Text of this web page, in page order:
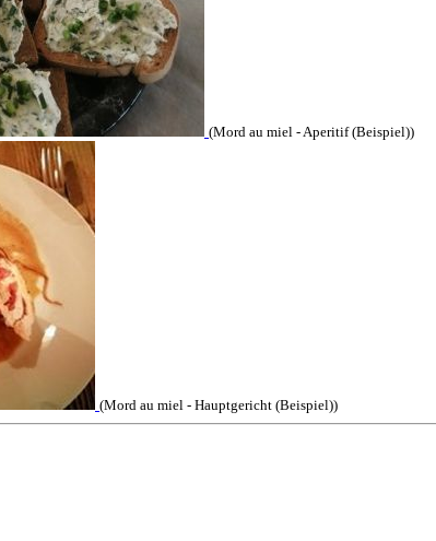
(Mord au miel - Aperitif (Beispiel))
(Mord au miel - Hauptgericht (Beispiel))